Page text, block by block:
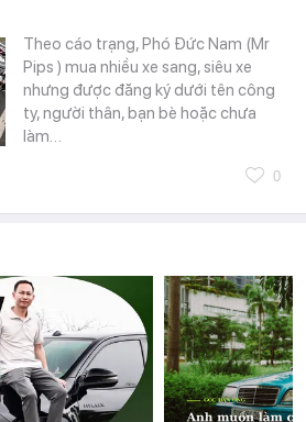
Theo cáo trạng, Phó Đức Nam (Mr
Pips ) mua nhiều xe sang, siêu xe
nhưng được đăng ký dưới tên công
ty, người thân, bạn bè hoặc chưa
làm…
0